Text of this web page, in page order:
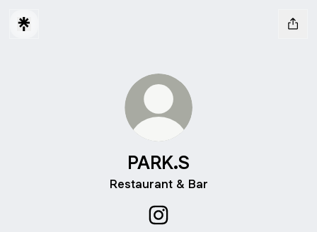
PARK.S
Restaurant & Bar